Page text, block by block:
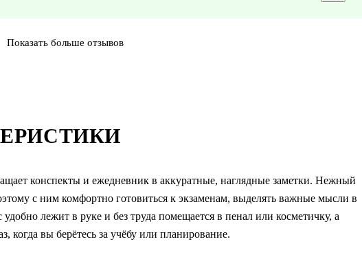
конспекты и ежедневник в аккуратные, наглядные заметки. Нежный
с ним комфортно готовиться к экзаменам, выделять важные мысли в
лежит в руке и без труда помещается в пенал или косметичку, а
когда вы берётесь за учёбу или планирование.
Показать больше отзывов